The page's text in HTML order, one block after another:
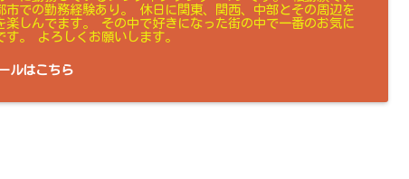
市での勤務経験あり。 休日に関東、関西、中部とその周辺を
楽しんでます。 その中で好きになった街の中で一番のお気に
す。 よろしくお願いします。
ルはこちら